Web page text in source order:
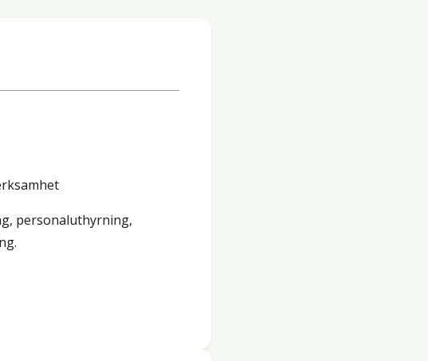
personaluthyrning,